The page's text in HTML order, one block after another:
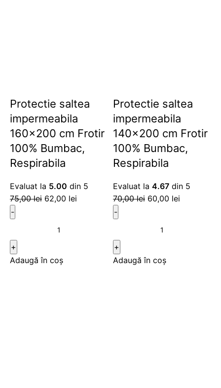
Protectie saltea
impermeabila
160×200 cm Frotir
100% Bumbac,
Respirabila
Evaluat la 5.00 din 5
75,00lei 62,00 lei
Adaugă în coș
Protectie saltea
impermeabila
140×200 cm Frotir
100% Bumbac,
Respirabila
Evaluat la 4.67 din 5
70,00lei 60,00 lei
Adaugă în coș